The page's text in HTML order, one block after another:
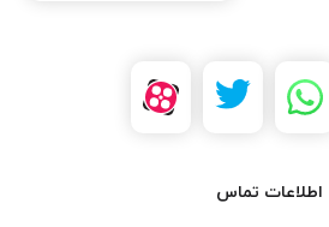
اطلاعات تماس